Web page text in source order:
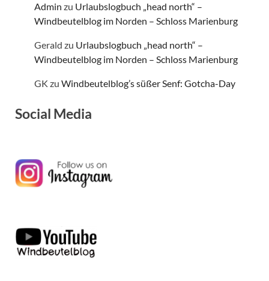
Admin zu Urlaubslogbuch „head north“ –
Windbeutelblog im Norden – Schloss Marienburg
Gerald zu Urlaubslogbuch „head north“ –
Windbeutelblog im Norden – Schloss Marienburg
GK zu Windbeutelblog’s süßer Senf: Gotcha-Day
Social Media